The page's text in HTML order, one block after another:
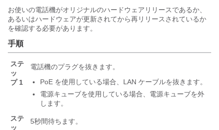
お使いの電話機がオリジナルのハードウェアリリースであるか、
あるいはハードウェアが更新されてから再リリースされているか
を確認する必要があります。
手順
ステ
ッ
プ 1
電話機のプラグを抜きます。
PoE を使用している場合、LAN ケーブルを抜きます。
電源キューブを使用している場合、電源キューブを外
します。
ステ
ッ
5秒間待ちます。